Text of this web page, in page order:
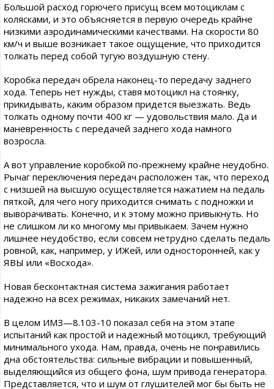
Большой расход горючего присущ всем мотоциклам с
колясками, и это объясняется в первую очередь крайне
низкими аэродинамическими качествами. На скорости 80
км/ч и выше возникает такое ощущение, что приходится
толкать перед собой тугую воздушную стену.
Коробка передач обрела наконец-то передачу заднего
хода. Теперь нет нужды, ставя мотоцикл на стоянку,
прикидывать, каким образом придется выезжать. Ведь
толкать одному почти 400 кг — удовольствия мало. Да и
маневренность с передачей заднего хода намного
возросла.
А вот управление коробкой по-прежнему крайне неудобно.
Рычаг переключения передач расположен так, что переход
с низшей на высшую осуществляется нажатием на педаль
пяткой, для чего ногу приходится снимать с подножки и
выворачивать. Конечно, и к этому можно привыкнуть. Но
не слишком ли ко многому мы привыкаем. Зачем нужно
лишнее неудобство, если совсем нетрудно сделать педаль
ровной, как, например, у ИЖей, или односторонней, как у
ЯВЫ или «Восхода».
Новая бесконтактная система зажигания работает
надежно на всех режимах, никаких замечаний нет.
В целом ИМЗ—8.103-10 показал себя на этом этапе
испытаний как простой и надежный мотоцикл, требующий
минимального ухода. Нам, правда, очень не понравились
дна обстоятельства: сильные вибрации и повышенный,
выделяющийся из общего фона, шум привода генератора.
Представляется, что и шум от глушителей мог бы быть не